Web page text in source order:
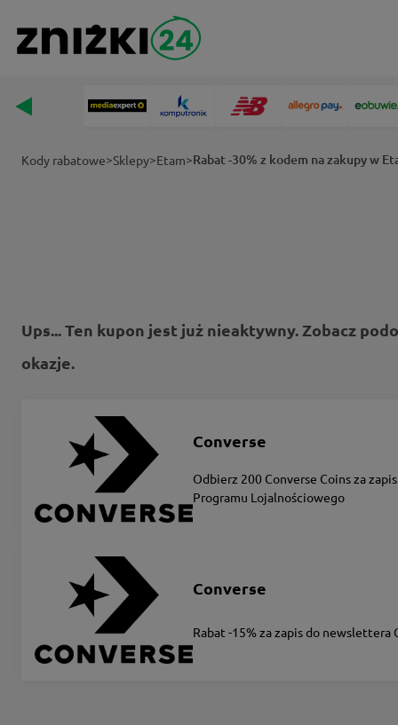
Kody rabatowe>Sklepy>Etam>Rabat -30% z kodem na zakupy w
Ups... Ten kupon jest już nieaktywny. Zobacz
okazje.
Converse
Odbierz 200 Converse Coins za
Programu Lojalnościowego
Converse
Rabat -15% za zapis do newslettera